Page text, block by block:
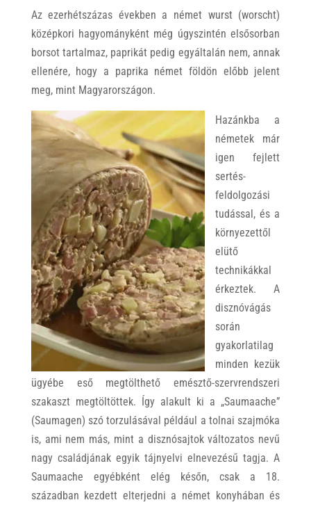
Az ezerhétszázas években a német wurst (worscht)
középkori hagyományként még úgyszintén elsősorban
borsot tartalmaz, paprikát pedig egyáltalán nem, annak
ellenére, hogy a paprika német földön előbb jelent
meg, mint Magyarországon.
Hazánkba a
németek már
igen fejlett
sertés-
feldolgozási
tudással, és a
környezettől
elütő
technikákkal
érkeztek. A
disznóvágás
során
gyakorlatilag
minden kezük
ügyébe eső megtölthető emésztő-szervrendszeri
szakaszt megtöltöttek. Így alakult ki a „Saumaache”
(Saumagen) szó torzulásával például a tolnai szajmóka
is, ami nem más, mint a disznósajtok változatos nevű
nagy családjának egyik tájnyelvi elnevezésű tagja. A
Saumaache egyébként elég későn, csak a 18.
században kezdett elterjedni a német konyhában és